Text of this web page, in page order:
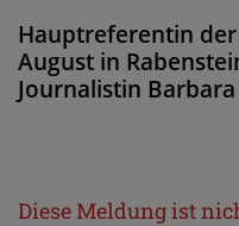
Hauptreferentin
August in
Journalistin
Diese Meldung ist